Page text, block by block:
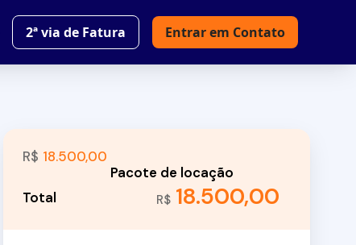
Entrar em Contato
2ª via de Fatura
R$ 18.500,00
R$ 18.500,00